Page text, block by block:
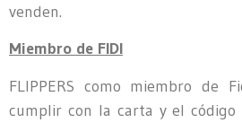
venden.
Miembro de FIDI
FLIPPERS como miembro de
cumplir con la carta y el código